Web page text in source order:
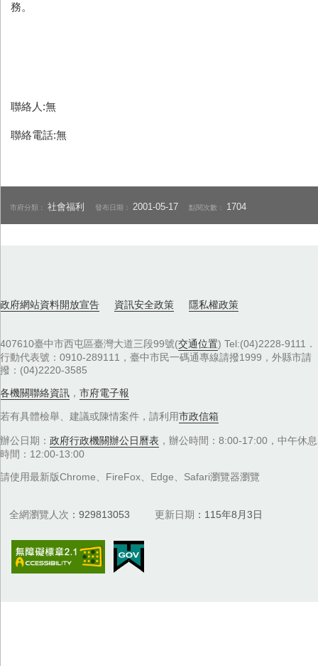
務。
聯絡人:無
聯絡電話:無
市府分類：社會福利 發布日期： 2001-05-17 點閱次數： 1704
政府網站資料開放宣告 資訊安全政策 隱私權政策
407610臺中市西屯區臺灣大道三段99號(交通位置) Tel:(04)2228-9111．
行動代表號：0910-289111，臺中市民一碼通專線請撥1999，外縣市請
撥：(04)2220-3585
各機關聯絡資訊 ， 市府電子報
若有具體檢舉、建議或陳情案件，請利用市政信箱
辦公日期： 政府行政機關辦公日曆表 ，辦公時間：8:00-17:00，中午休息
時間：12:00-13:00
請使用最新版Chrome、FireFox、Edge、Safari瀏覽器瀏覽
全網瀏覽人次 929813053 更新日期 115年8月3日